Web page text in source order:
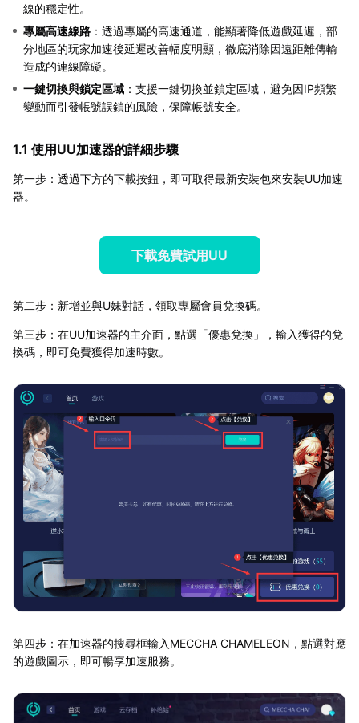
線的穩定性。
專屬高速線路 ：透過專屬的高速通道，能顯著降低遊戲延遲，部
分地區的玩家加速後延遲改善幅度明顯，徹底消除因遠距離傳輸
造成的連線障礙。
一鍵切換與鎖定區域 ：支援一鍵切換並鎖定區域，避免因IP頻繁
變動而引發帳號誤鎖的風險，保障帳號安全。
1.1 使用UU加速器的詳細步驟
第一步：透過下方的下載按鈕，即可取得最新安裝包來安裝UU加速
器。
下載免費試用UU
第二步：新增並與U妹對話，領取專屬會員兌換碼。
第三步：在UU加速器的主介面，點選「優惠兌換」，輸入獲得的兌
換碼，即可免費獲得加速時數。
第四步：在加速器的搜尋框輸入MECCHA CHAMELEON，點選對應
的遊戲圖示，即可暢享加速服務。